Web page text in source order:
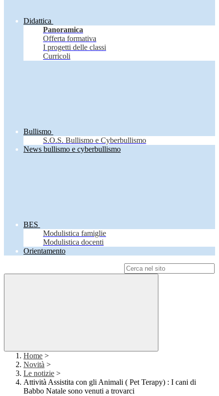
Didattica
Panoramica
Offerta formativa
I progetti delle classi
Curricoli
Bullismo
S.O.S. Bullismo e Cyberbullismo
News bullismo e cyberbullismo
BES
Modulistica famiglie
Modulistica docenti
Orientamento
Home >
Novità >
Le notizie >
Attività Assistita con gli Animali ( Pet Terapy) : I cani di
Babbo Natale sono venuti a trovarci